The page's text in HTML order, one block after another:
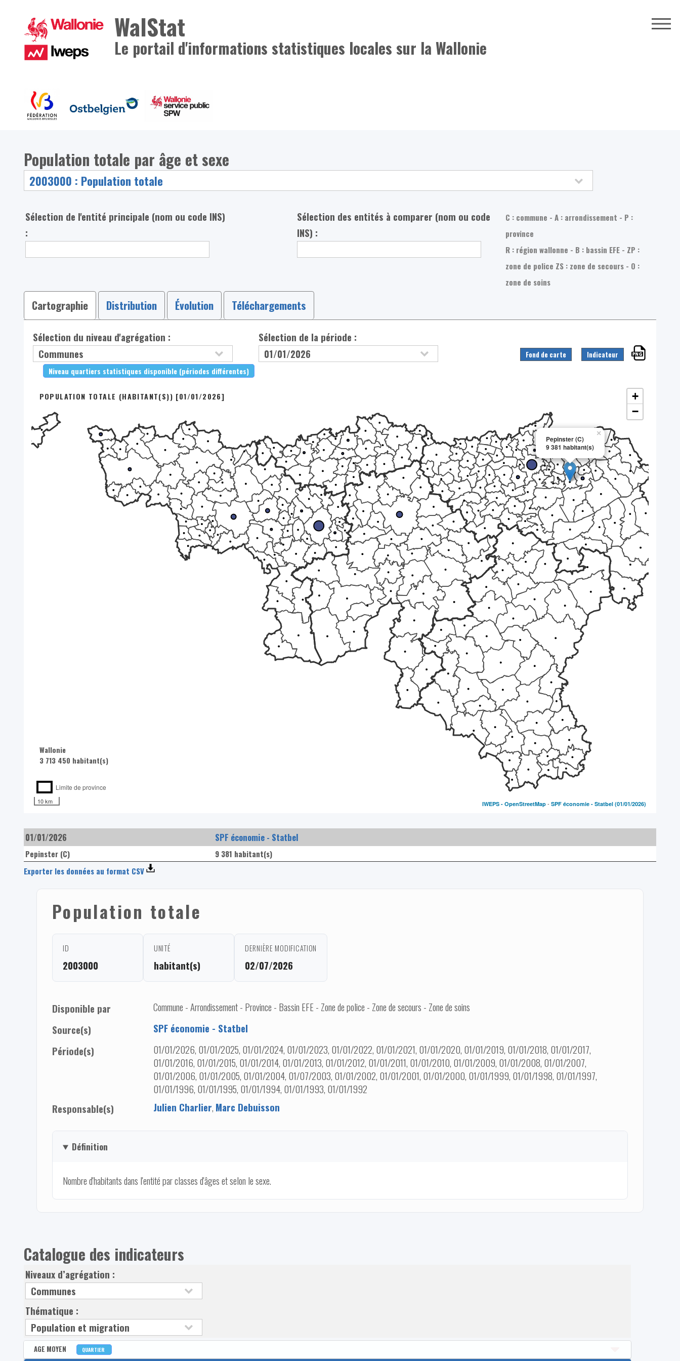
WalStat
Le portail d'informations statistiques locales sur la Wallonie
Population totale par âge et sexe
Sélection de l'entité principale (nom ou code INS)
:
Sélection des entités à comparer (nom ou code
INS) :
C : commune - A : arrondissement - P :
province
R : région wallonne - B : bassin EFE - ZP :
zone de police ZS : zone de secours - O :
zone de soins
Cartographie Distribution Évolution Téléchargements
Sélection du niveau d'agrégation :
Niveau quartiers statistiques disponible (périodes différentes)
Sélection de la période :
Fond de carte Indicateur
Pepinster (C)
9 381 habitant(s)
×
POPULATION TOTALE (HABITANT(S)) [01/01/2026]
+
−
Wallonie
3 713 450 habitant(s)
Limite de province
10 km IWEPS -OpenStreetMap -SPF économie - Statbel (01/01/2026)
01/01/2026 SPF économie - Statbel
Pepinster (C)
9 381 habitant(s)
Exporter les données au format CSV
Population totale
ID
2003000
UNITÉ
habitant(s)
DERNIÈRE MODIFICATION
02/07/2026
Disponible par
Commune - Arrondissement - Province - Bassin EFE - Zone de police - Zone de secours - Zone de soins
Source(s)
SPF économie - Statbel
Période(s)
01/01/2026, 01/01/2025, 01/01/2024, 01/01/2023, 01/01/2022, 01/01/2021, 01/01/2020, 01/01/2019, 01/01/2018, 01/01/2017,
01/01/2016, 01/01/2015, 01/01/2014, 01/01/2013, 01/01/2012, 01/01/2011, 01/01/2010, 01/01/2009, 01/01/2008, 01/01/2007,
01/01/2006, 01/01/2005, 01/01/2004, 01/07/2003, 01/01/2002, 01/01/2001, 01/01/2000, 01/01/1999, 01/01/1998, 01/01/1997,
01/01/1996, 01/01/1995, 01/01/1994, 01/01/1993, 01/01/1992
Responsable(s)
Julien Charlier, Marc Debuisson
Définition
Nombre d'habitants dans l'entité par classes d'âges et selon le sexe.
Catalogue des indicateurs
Niveaux d’agrégation :
Thématique :
AGE MOYEN QUARTIER